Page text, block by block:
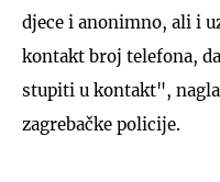
djece i anonimno, ali i
kontakt broj telefona,
stupiti u kontakt",
zagrebačke policije.